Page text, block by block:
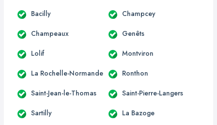
Bacilly Champcey
Champeaux Genêts
Lolif Montviron
La Rochelle-Normande Ronthon
Saint-Jean-le-Thomas Saint-Pierre-Langers
Sartilly La Bazoge